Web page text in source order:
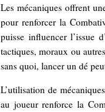
Les mécaniques offrent
pour renforcer la
puisse influencer l’issue
tactiques, moraux ou
sans quoi, lancer un dé
L’utilisation de
au joueur renforce la